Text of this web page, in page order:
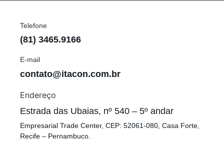
Telefone
(81) 3465.9166
E-mail
contato@itacon.com.br
Endereço
Estrada das Ubaias, nº 540 – 5º andar
Empresarial Trade Center, CEP: 52061-080, Casa Forte,
Recife – Pernambuco.